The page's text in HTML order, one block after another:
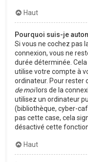
Haut
Pourquoi suis-je
Si vous ne cochez pas
connexion, vous ne
durée déterminée. Cela
utilise votre compte à
ordinateur. Pour rester
de moilors de la
utilisez un ordinateur
(bibliothèque, cyber-
pas cette case, cela
désactivé cette
Haut